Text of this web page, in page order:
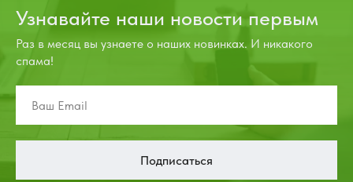
Узнавайте наши новости первым
Раз в месяц вы узнаете о наших новинках. И никакого
спама!
Подписаться